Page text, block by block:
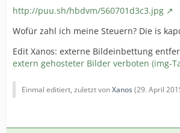
http://puu.sh/hbdvm/560701d3c3.jpg
Wofür zahl ich meine Steuern? Die is
Edit Xanos: externe Bildeinbettung
extern gehosteter Bilder verboten (img-
Einmal editiert, zuletzt vonXanos(29. April